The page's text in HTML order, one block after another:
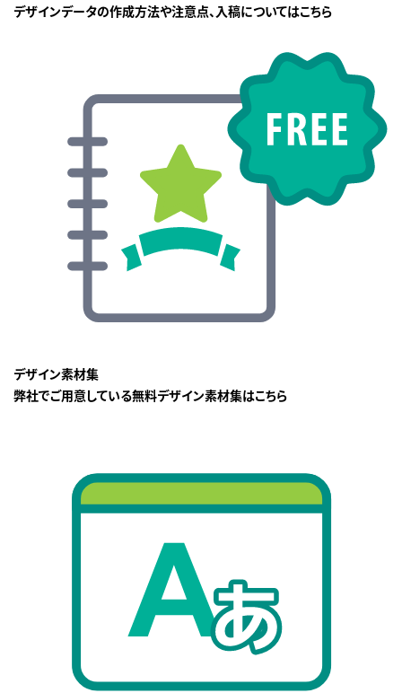
デザインデータの作成方法や注意点、入稿についてはこちら
デザイン素材集
弊社でご用意している無料デザイン素材集はこちら